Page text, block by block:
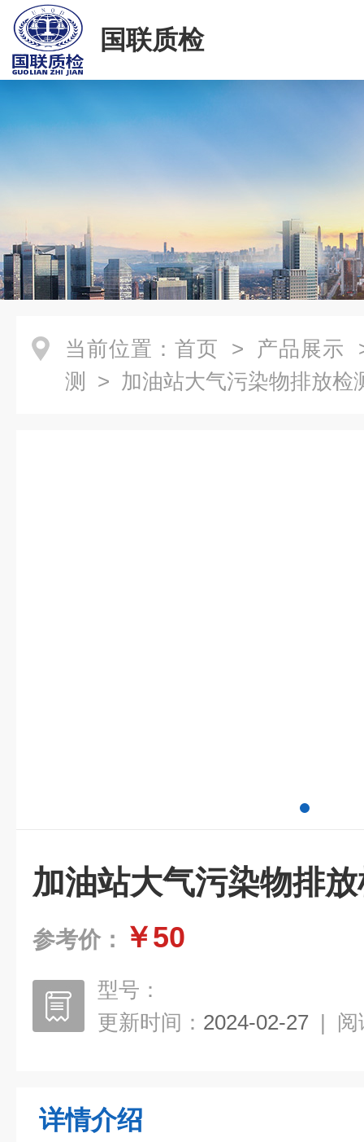
国联质检
当前位置： 首页 > 产品展示
测
> 加油站大气污染物排放检
加油站大气污染物排
参考价： ￥50
型号：
更新时间： 2024-02-27 | 阅
详情介绍